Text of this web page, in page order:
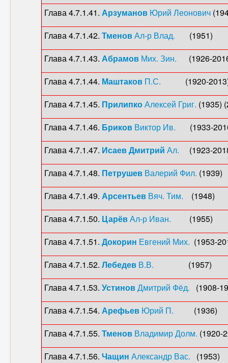
Глава 4.7.1.41. Арзуманов Юрий Леонович
Глава 4.7.1.42. ТменовАл-р Влад. (1951)
Глава 4.7.1.43. Абрамов Мих. Зин. (1926-
Глава 4.7.1.44. Маштаков П.С. (1920-2013)
Глава 4.7.1.45. ПрилипкоАлексей Григ. (1935)
Глава 4.7.1.46. Бриков Виктор Ив. (1933-
Глава 4.7.1.47. Исаев Дмитрий Ал. (1923-
Глава 4.7.1.48. Петрушев Валерий Фил.
Глава 4.7.1.49. Арсентьев Вяч. Тим. (1948)
Глава 4.7.1.50. ЦарёвАл-р Иван. (1955)
Глава 4.7.1.51. Докорин Евгений Мих. (1953-
Глава 4.7.1.52. Лебедев В.В. (1957)
Глава 4.7.1.53. УстиновДмитрий Фёд. (1908-
Глава 4.7.1.54. Арефьев Юрий П. (1936)
Глава 4.7.1.55. Тменов Владимир Долм. (1920-
Глава 4.7.1.56. Чащин Александр Вас. (1953)